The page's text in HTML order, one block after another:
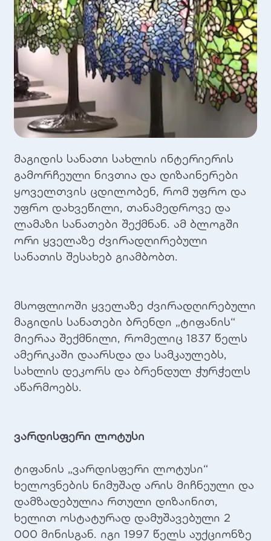
მაგიდის სანათი სახლის ინტერიერის
გამორჩეული ნივთია და დიზაინერები
ყოველთვის ცდილობენ, რომ უფრო და
უფრო დახვეწილი, თანამედროვე და
ლამაზი სანათები შექმნან. ამ ბლოგში
ორი ყველაზე ძვირადღირებული
სანათის შესახებ გიამბობთ.
მსოფლიოში ყველაზე ძვირადღირებული
მაგიდის სანათები ბრენდი „ტიფანის“
მიერაა შექმნილი, რომელიც 1837 წელს
ამერიკაში დაარსდა და სამკაულებს,
სახლის დეკორს და ბრენდულ ჭურჭელს
აწარმოებს.
ვარდისფერი ლოტუსი
ტიფანის „ვარდისფერი ლოტუსი“
ხელოვნების ნიმუშად არის მიჩნეული და
დამზადებულია რთული დიზაინით,
ხელით ოსტატურად დამუშავებული 2
000 მინისგან. იგი 1997 წელს აუქციონზე